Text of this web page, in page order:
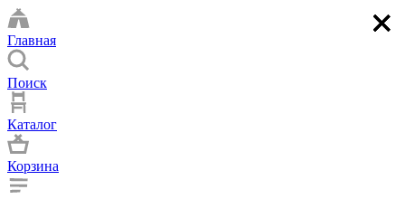
Главная
Поиск
Каталог
Корзина
×
×
×
×